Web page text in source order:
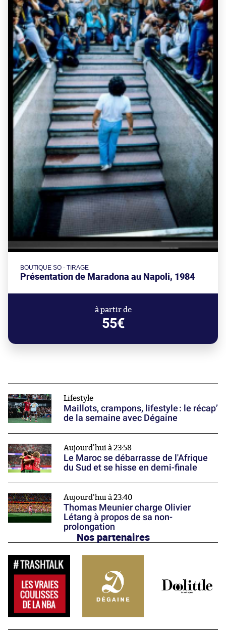
BOUTIQUE SO - TIRAGE
Présentation de Maradona au Napoli, 1984
à partir de
55€
Lifestyle
Maillots, crampons, lifestyle : le récap’
de la semaine avec Dégaine
Aujourd'hui à 23:58
Le Maroc se débarrasse de l'Afrique
du Sud et se hisse en demi-finale
Aujourd'hui à 23:40
Thomas Meunier charge Olivier
Létang à propos de sa non-
prolongation
Nos partenaires